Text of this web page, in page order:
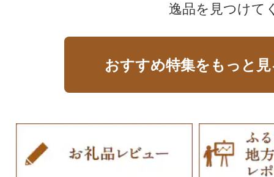
逸品を見つけて
おすすめ特集をもっと